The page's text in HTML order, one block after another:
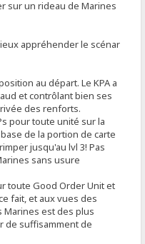
sur un rideau de Marines
appréhender le scénar
au départ. Le KPA a
et contrôlant bien ses
des renforts.
pour toute unité sur la
de la portion de carte
jusqu'au lvl 3! Pas
sans usure
toute Good Order Unit et
fait, et aux vues des
est des plus
de suffisamment de